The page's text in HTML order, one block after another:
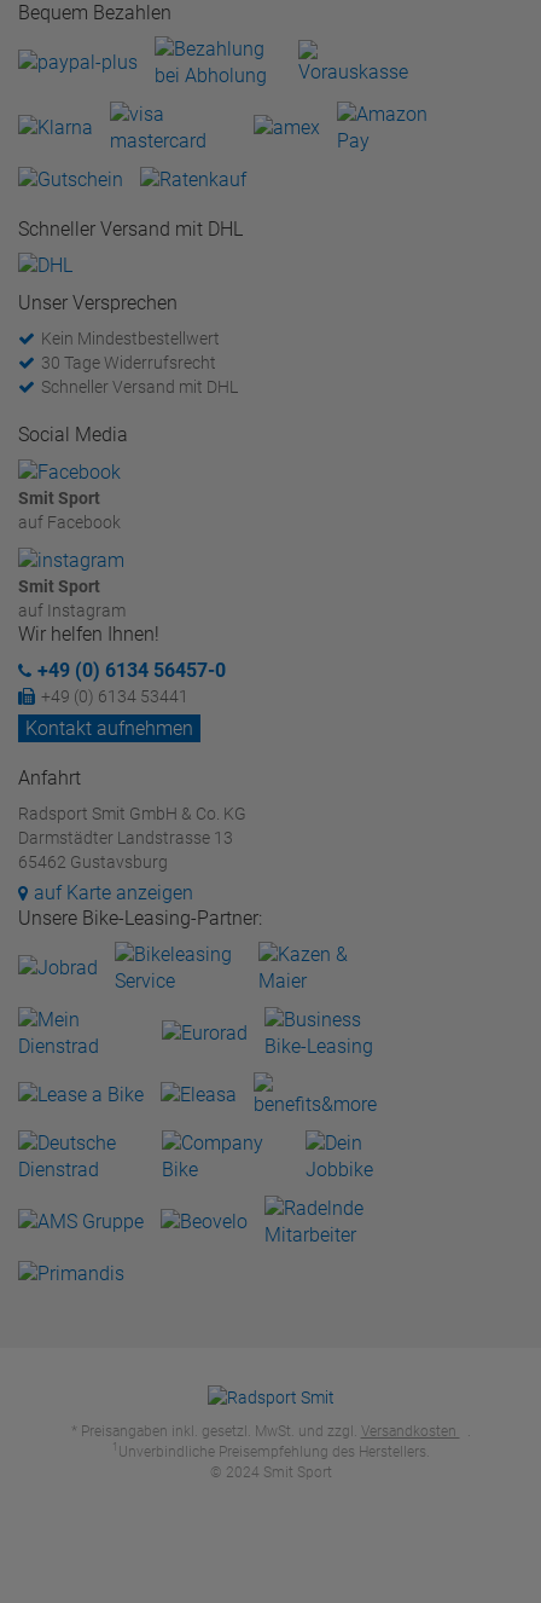
Bequem Bezahlen
Schneller Versand mit DHL
Unser Versprechen
Kein Mindestbestellwert
30 Tage Widerrufsrecht
Schneller Versand mit DHL
Social Media
Smit Sport
auf Facebook
Smit Sport
auf Instagram
Wir helfen Ihnen!
+49 (0) 6134 56457-0
+49 (0) 6134 53441
Kontakt aufnehmen
Anfahrt
Radsport Smit GmbH & Co. KG
Darmstädter Landstrasse 13
65462 Gustavsburg
auf Karte anzeigen
Unsere Bike-Leasing-Partner:
* Preisangaben inkl. gesetzl. MwSt. und zzgl. Versandkosten .
1 Unverbindliche Preisempfehlung des Herstellers.
© 2024 Smit Sport